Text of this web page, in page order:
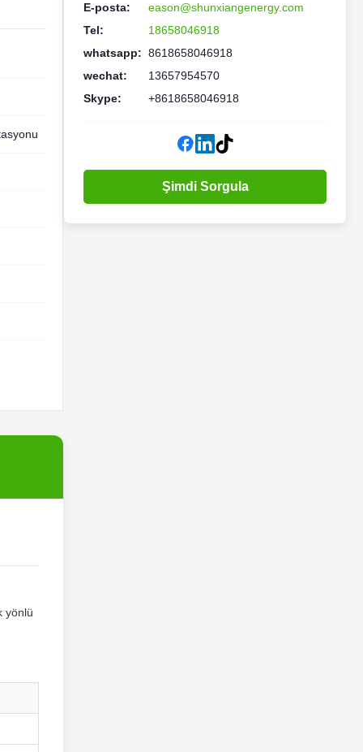
yönlü
E-posta:
eason@shunxiangenergy.com
Tel:
18658046918
whatsapp: 8618658046918
wechat:
13657954570
Skype:
+8618658046918
Şimdi Sorgula